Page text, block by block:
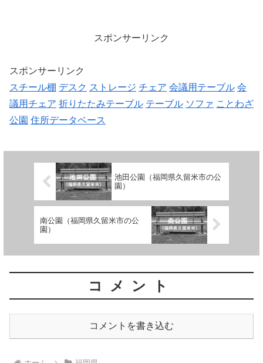
スポンサーリンク
スポンサーリンク
スチール棚 デスク ストレージ チェア 会議用テーブル 会
議用チェア 折りたたみテーブル テーブル ソファ ことわざ
公園 住所データベース
池田公園（福岡県久留米市の公
園）
南公園（福岡県久留米市の公
園）
コメント
コメントを書き込む